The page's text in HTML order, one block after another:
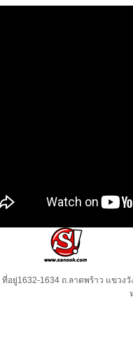
ที่อยู่1632-1634 ถ.ลาดพร้าว แขวง